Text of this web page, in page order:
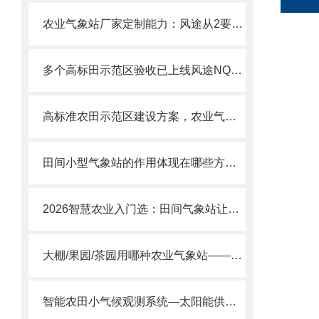
农业气象站厂家定制能力：风途从2要素到14+要素，按需选配不浪费！
多个高标田示范区验收已上线风途NQ12/NQ14农田小气候站！
高标准农田示范区建设方案，农业气象站配合物联网平台数据后期验收不卡壳。
田间小型气象站的作用体现在哪些方面？
2026智慧农业入门选：田间气象站让农民从“看天吃饭”变“知天而作
大棚/果园/茶园用哪种农业气象站——风途FT-NQ14系列
智能农田小气候观测系统—太阳能供电/超低功耗农田小气候气象站